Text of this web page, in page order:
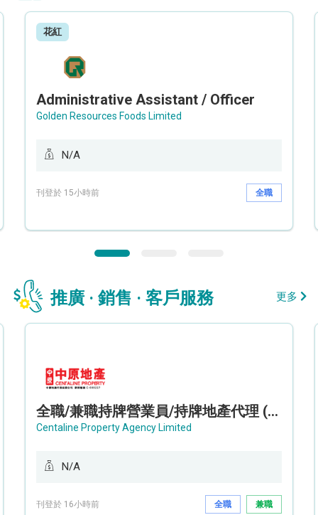
花紅
Administrative Assistant / Officer
Golden Resources Foods Limited
N/A
刊登於 15小時前 全職
推廣 · 銷售 · 客戶服務 更多
全職/兼職持牌營業員/持牌地產代理 (長沙灣/將軍澳/油塘)
Centaline Property Agency Limited
N/A
刊登於 16小時前 全職 兼職